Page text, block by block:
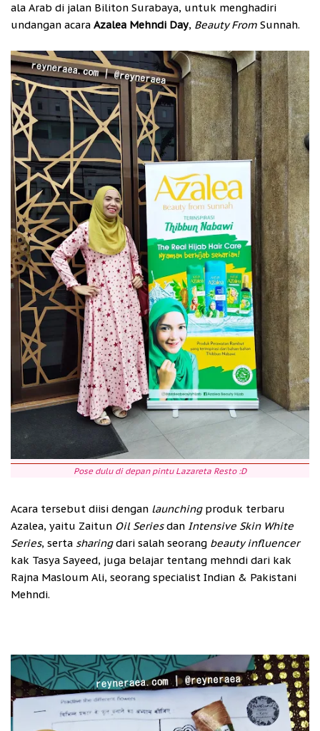
ala Arab di jalan Biliton Surabaya, untuk menghadiri
undangan acara Azalea Mehndi Day, Beauty From Sunnah.
Pose dulu di depan pintu Lazareta Resto :D
Acara tersebut diisi dengan launchingproduk terbaru
Azalea, yaitu Zaitun Oil Seriesdan Intensive Skin White
Series, serta sharingdari salah seorang beauty influencer
kak Tasya Sayeed, juga belajar tentang mehndi dari kak
Rajna Masloum Ali, seorang specialist Indian & Pakistani
Mehndi.